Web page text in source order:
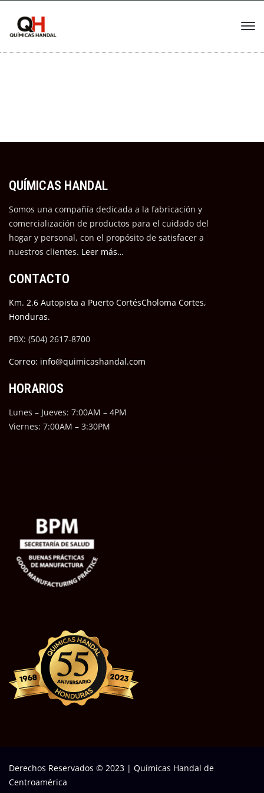
QUÍMICAS HANDAL
Somos una compañía dedicada a la fabricación y
comercialización de productos para el cuidado del
hogar y personal, con el propósito de satisfacer a
nuestros clientes. Leer más…
CONTACTO
Km. 2.6 Autopista a Puerto CortésCholoma Cortes,
Honduras.
PBX: (504) 2617-8700
Correo: info@quimicashandal.com
HORARIOS
Lunes – Jueves: 7:00AM – 4PM
Viernes: 7:00AM – 3:30PM
Derechos Reservados © 2023 | Químicas Handal de
Centroamérica